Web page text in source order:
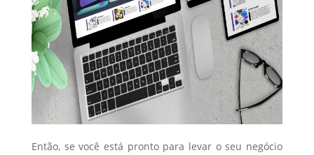
Então, se você está pronto para levar o seu negócio